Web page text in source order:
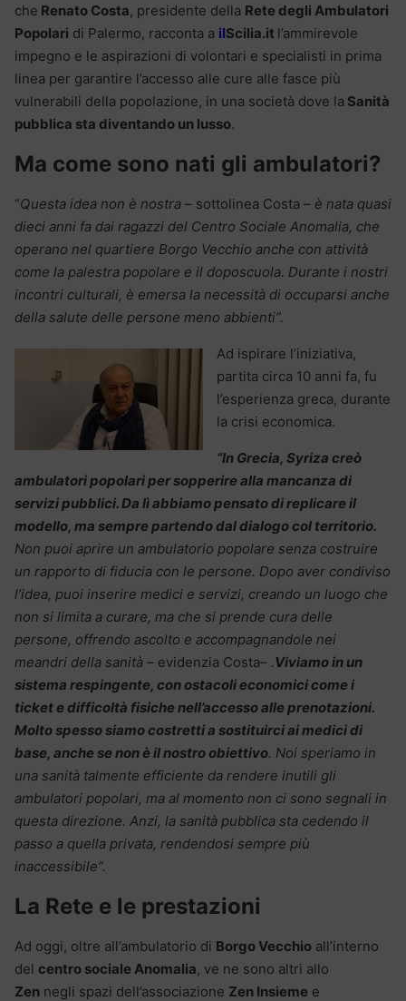
che Renato Costa, presidente della Rete degli Ambulatori
Popolari di Palermo, racconta a ilScilia.it l’ammirevole
impegno e le aspirazioni di volontari e specialisti in prima
linea per garantire l’accesso alle cure alle fasce più
vulnerabili della popolazione, in una società dove la Sanità
pubblica sta diventando un lusso.
Ma come sono nati gli ambulatori?
“Questa idea non è nostra – sottolinea Costa – è nata quasi
dieci anni fa dai ragazzi del Centro Sociale Anomalia, che
operano nel quartiere Borgo Vecchio anche con attività
come la palestra popolare e il doposcuola. Durante i nostri
incontri culturali, è emersa la necessità di occuparsi anche
della salute delle persone meno abbienti”.
Ad ispirare l’iniziativa,
partita circa 10 anni fa, fu
l’esperienza greca, durante
la crisi economica.
“In Grecia, Syriza creò
ambulatori popolari per sopperire alla mancanza di
servizi pubblici. Da lì abbiamo pensato di replicare il
modello, ma sempre partendo dal dialogo col territorio.
Non puoi aprire un ambulatorio popolare senza costruire
un rapporto di fiducia con le persone. Dopo aver condiviso
l’idea, puoi inserire medici e servizi, creando un luogo che
non si limita a curare, ma che si prende cura delle
persone, offrendo ascolto e accompagnandole nei
meandri della sanità – evidenzia Costa– .Viviamo in un
sistema respingente, con ostacoli economici come i
ticket e difficoltà fisiche nell’accesso alle prenotazioni.
Molto spesso siamo costretti a sostituirci ai medici di
base, anche se non è il nostro obiettivo. Noi speriamo in
una sanità talmente efficiente da rendere inutili gli
ambulatori popolari, ma al momento non ci sono segnali in
questa direzione. Anzi, la sanità pubblica sta cedendo il
passo a quella privata, rendendosi sempre più
inaccessibile”.
La Rete e le prestazioni
Ad oggi, oltre all’ambulatorio di Borgo Vecchio all’interno
del centro sociale Anomalia, ve ne sono altri allo
Zen negli spazi dell’associazione Zen Insieme e